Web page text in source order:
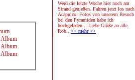
Werd die letzte Woche hier noch am
Strand genießen. Fahren jetzt los nach
Acapulco. Fotos von unserem Besuch
bei den Pyramiden habe ich
hochgeladen... Liebe Grüße an alle.
Rob... << mehr >>
Album
Album
Album